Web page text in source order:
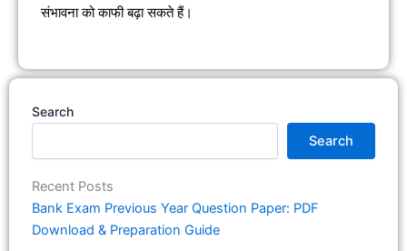
संभावना को काफी बढ़ा सकते हैं।
Search
Search
Recent Posts
Bank Exam Previous Year Question Paper: PDF
Download & Preparation Guide